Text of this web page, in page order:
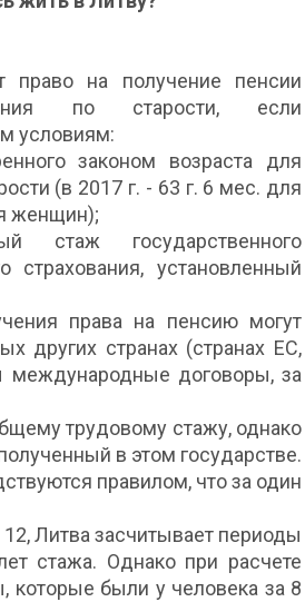
право на получение пенсии
по старости, если
условиям:
законом возраста для
(в 2017 г. - 63 г. 6 мес. для
женщин);
стаж государственного
страхования, установленный
права на пенсию могут
других странах (странах ЕС,
международные договоры, за
трудовому стажу, однако
в этом государстве.
правилом, что за один
Литва засчитывает периоды
стажа. Однако при расчете
которые были у человека за 8